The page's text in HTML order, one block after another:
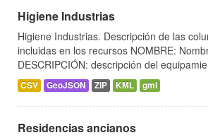
Higiene Industrias
Higiene Industrias. Descripción de las
incluidas en los recursos NOMBRE:
DESCRIPCIÓN: descripción del
CSV GeoJSON ZIP KML gml
Residencias ancianos